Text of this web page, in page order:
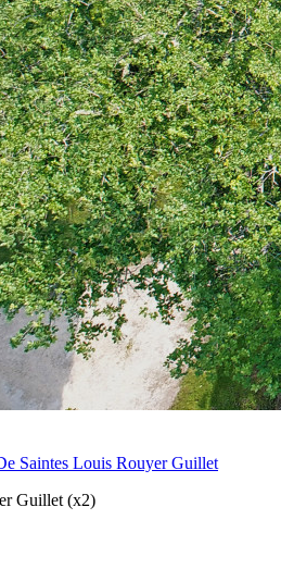
Saintes Louis Rouyer Guillet
Guillet (x2)